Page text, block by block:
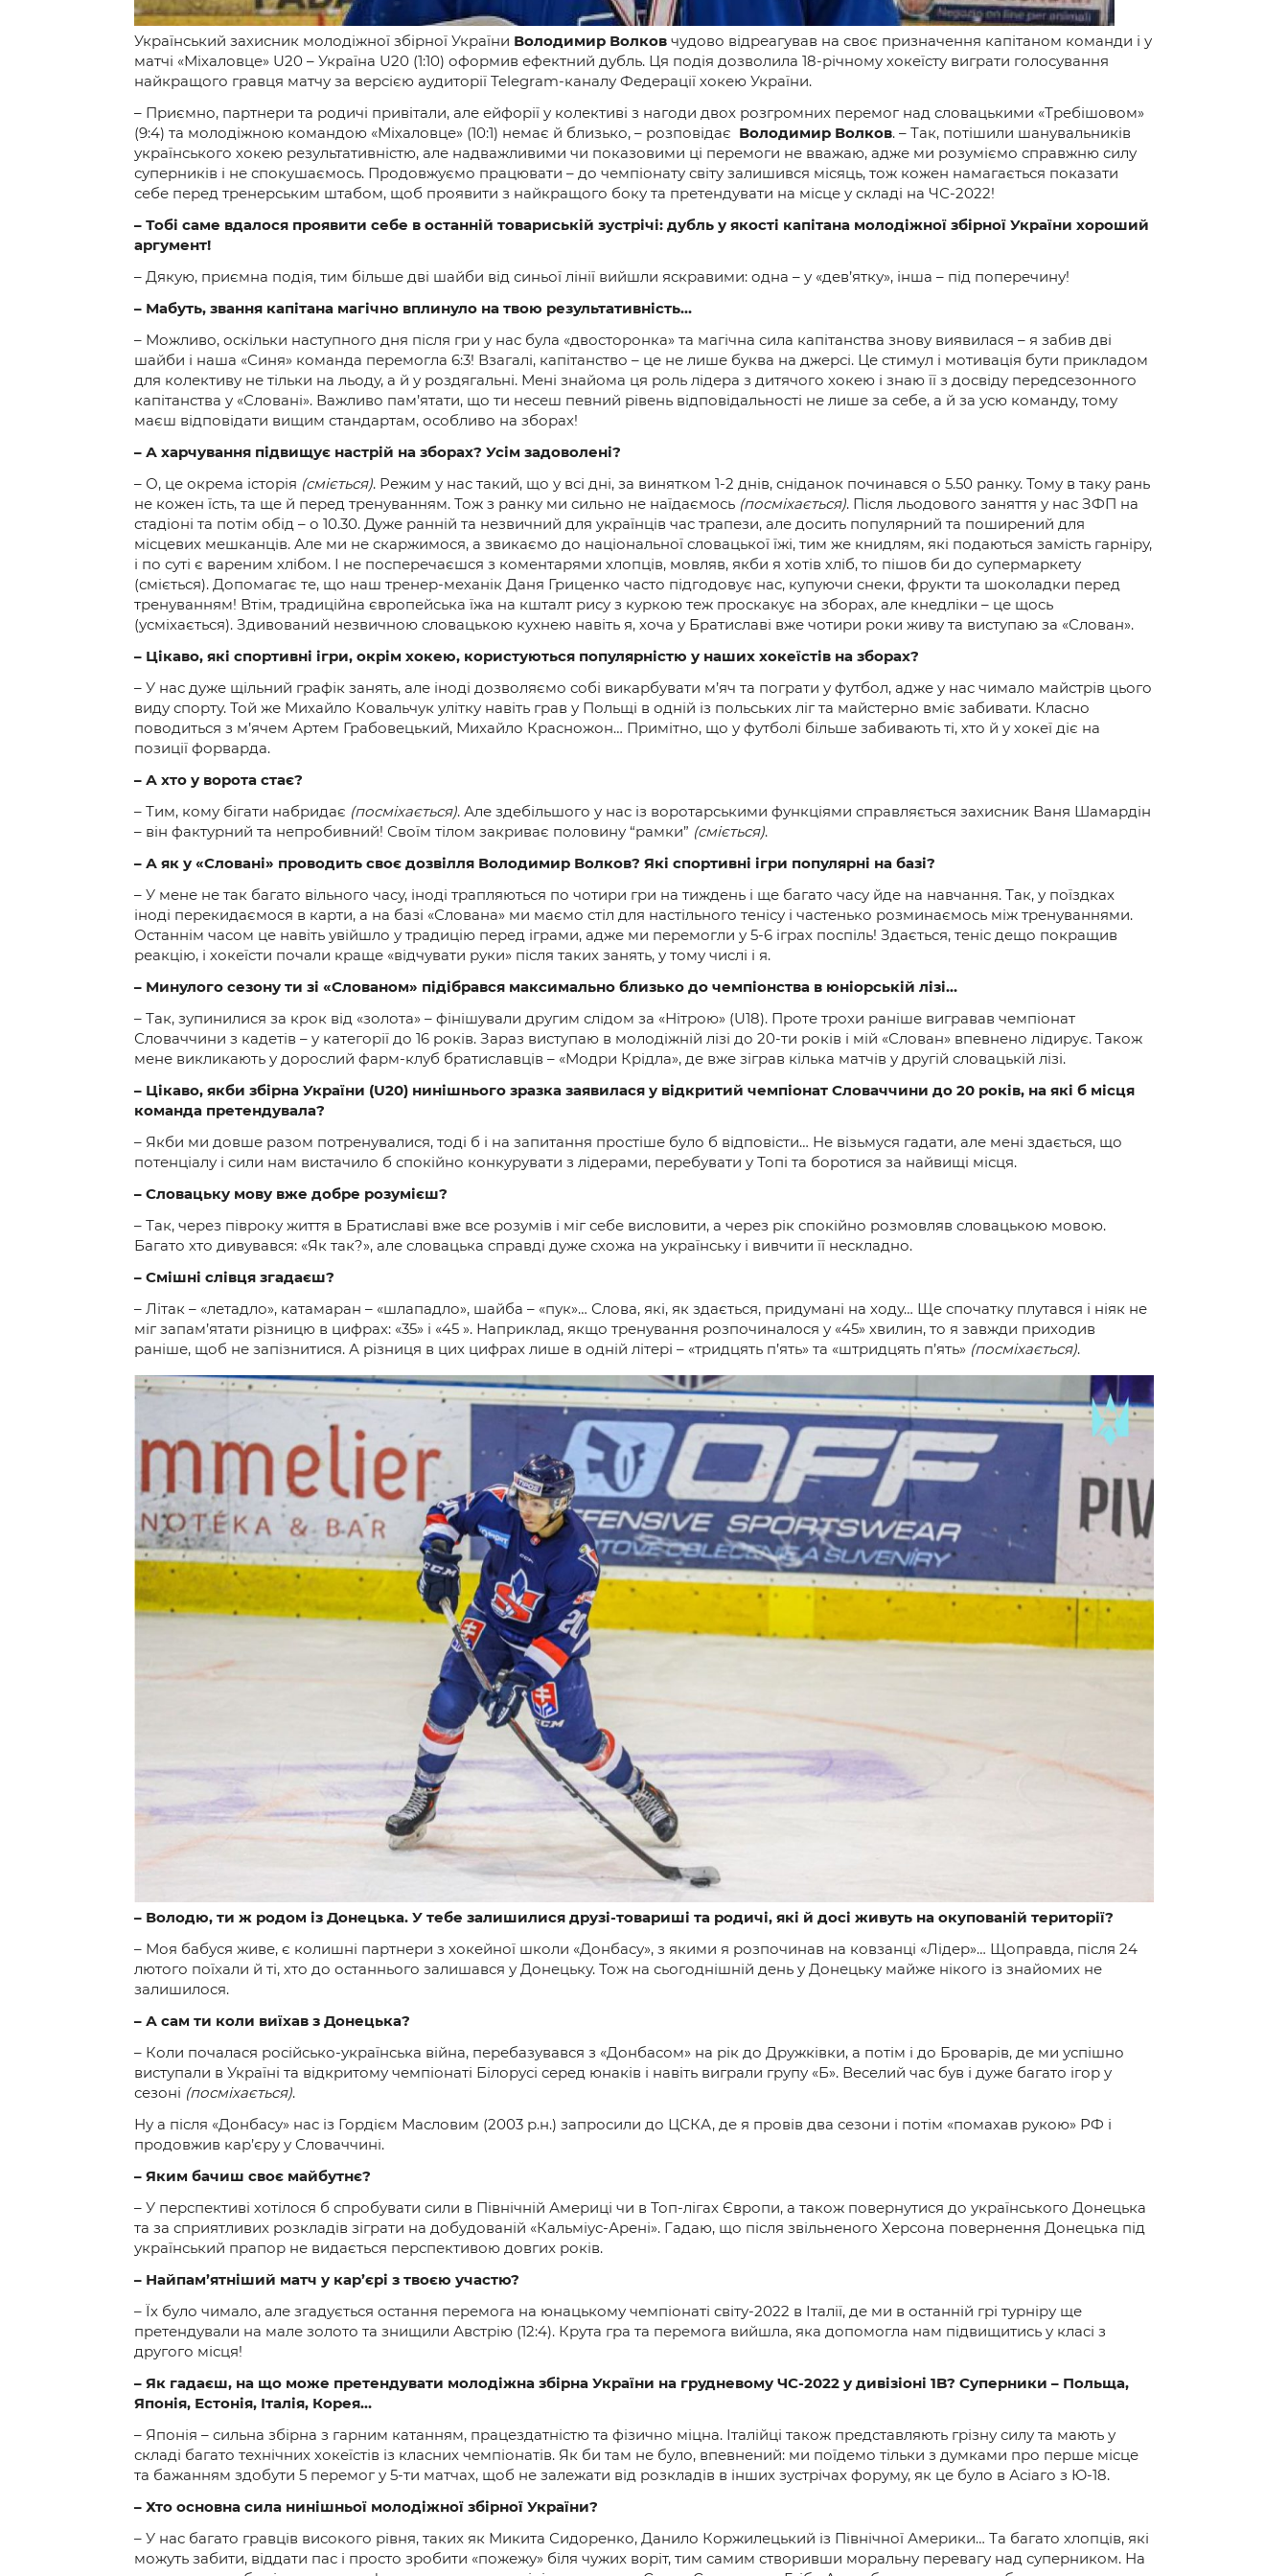
Український захисник молодіжної збірної України Володимир Волков чудово відреагував на своє призначення капітаном команди і у
матчі «Міхаловце» U20 – Україна U20 (1:10) оформив ефектний дубль. Ця подія дозволила 18-річному хокеїсту виграти голосування
найкращого гравця матчу за версією аудиторії Telegram-каналу Федерації хокею України.
– Приємно, партнери та родичі привітали, але ейфорії у колективі з нагоди двох розгромних перемог над словацькими «Требішовом»
(9:4) та молодіжною командою «Міхаловце» (10:1) немає й близько, – розповідає Володимир Волков. – Так, потішили шанувальників
українського хокею результативністю, але надважливими чи показовими ці перемоги не вважаю, адже ми розуміємо справжню силу
суперників і не спокушаємось. Продовжуємо працювати – до чемпіонату світу залишився місяць, тож кожен намагається показати
себе перед тренерським штабом, щоб проявити з найкращого боку та претендувати на місце у складі на ЧС-2022!
– Тобі саме вдалося проявити себе в останній товариській зустрічі: дубль у якості капітана молодіжної збірної України хороший
аргумент!
– Дякую, приємна подія, тим більше дві шайби від синьої лінії вийшли яскравими: одна – у «дев’ятку», інша – під поперечину!
– Мабуть, звання капітана магічно вплинуло на твою результативність…
– Можливо, оскільки наступного дня після гри у нас була «двосторонка» та магічна сила капітанства знову виявилася – я забив дві
шайби і наша «Синя» команда перемогла 6:3! Взагалі, капітанство – це не лише буква на джерсі. Це стимул і мотивація бути прикладом
для колективу не тільки на льоду, а й у роздягальні. Мені знайома ця роль лідера з дитячого хокею і знаю її з досвіду передсезонного
капітанства у «Словані». Важливо пам’ятати, що ти несеш певний рівень відповідальності не лише за себе, а й за усю команду, тому
маєш відповідати вищим стандартам, особливо на зборах!
– А харчування підвищує настрій на зборах? Усім задоволені?
– О, це окрема історія (сміється). Режим у нас такий, що у всі дні, за винятком 1-2 днів, сніданок починався о 5.50 ранку. Тому в таку рань
не кожен їсть, та ще й перед тренуванням. Тож з ранку ми сильно не наїдаємось (посміхається). Після льодового заняття у нас ЗФП на
стадіоні та потім обід – о 10.30. Дуже ранній та незвичний для українців час трапези, але досить популярний та поширений для
місцевих мешканців. Але ми не скаржимося, а звикаємо до національної словацької їжі, тим же книдлям, які подаються замість гарніру,
і по суті є вареним хлібом. І не посперечаєшся з коментарями хлопців, мовляв, якби я хотів хліб, то пішов би до супермаркету
(сміється). Допомагає те, що наш тренер-механік Даня Гриценко часто підгодовує нас, купуючи снеки, фрукти та шоколадки перед
тренуванням! Втім, традиційна європейська їжа на кшталт рису з куркою теж проскакує на зборах, але кнедліки – це щось
(усміхається). Здивований незвичною словацькою кухнею навіть я, хоча у Братиславі вже чотири роки живу та виступаю за «Слован».
– Цікаво, які спортивні ігри, окрім хокею, користуються популярністю у наших хокеїстів на зборах?
– У нас дуже щільний графік занять, але іноді дозволяємо собі викарбувати м’яч та пограти у футбол, адже у нас чимало майстрів цього
виду спорту. Той же Михайло Ковальчук улітку навіть грав у Польщі в одній із польських ліг та майстерно вміє забивати. Класно
поводиться з м’ячем Артем Грабовецький, Михайло Красножон… Примітно, що у футболі більше забивають ті, хто й у хокеї діє на
позиції форварда.
– А хто у ворота стає?
– Тим, кому бігати набридає (посміхається). Але здебільшого у нас із воротарськими функціями справляється захисник Ваня Шамардін
– він фактурний та непробивний! Своїм тілом закриває половину “рамки” (сміється).
– А як у «Словані» проводить своє дозвілля Володимир Волков? Які спортивні ігри популярні на базі?
– У мене не так багато вільного часу, іноді трапляються по чотири гри на тиждень і ще багато часу йде на навчання. Так, у поїздках
іноді перекидаємося в карти, а на базі «Слована» ми маємо стіл для настільного тенісу і частенько розминаємось між тренуваннями.
Останнім часом це навіть увійшло у традицію перед іграми, адже ми перемогли у 5-6 іграх поспіль! Здається, теніс дещо покращив
реакцію, і хокеїсти почали краще «відчувати руки» після таких занять, у тому числі і я.
– Минулого сезону ти зі «Слованом» підібрався максимально близько до чемпіонства в юніорській лізі…
– Так, зупинилися за крок від «золота» – фінішували другим слідом за «Нітрою» (U18). Проте трохи раніше вигравав чемпіонат
Словаччини з кадетів – у категорії до 16 років. Зараз виступаю в молодіжній лізі до 20-ти років і мій «Слован» впевнено лідирує. Також
мене викликають у дорослий фарм-клуб братиславців – «Модри Крідла», де вже зіграв кілька матчів у другій словацькій лізі.
– Цікаво, якби збірна України (U20) нинішнього зразка заявилася у відкритий чемпіонат Словаччини до 20 років, на які б місця
команда претендувала?
– Якби ми довше разом потренувалися, тоді б і на запитання простіше було б відповісти… Не візьмуся гадати, але мені здається, що
потенціалу і сили нам вистачило б спокійно конкурувати з лідерами, перебувати у Топі та боротися за найвищі місця.
– Словацьку мову вже добре розумієш?
– Так, через півроку життя в Братиславі вже все розумів і міг себе висловити, а через рік спокійно розмовляв словацькою мовою.
Багато хто дивувався: «Як так?», але словацька справді дуже схожа на українську і вивчити її нескладно.
– Смішні слівця згадаєш?
– Літак – «летадло», катамаран – «шлападло», шайба – «пук»… Слова, які, як здається, придумані на ходу… Ще спочатку плутався і ніяк не
міг запам’ятати різницю в цифрах: «35» і «45 ». Наприклад, якщо тренування розпочиналося у «45» хвилин, то я завжди приходив
раніше, щоб не запізнитися. А різниця в цих цифрах лише в одній літері – «тридцять п’ять» та «штридцять п’ять» (посміхається).
– Володю, ти ж родом із Донецька. У тебе залишилися друзі-товариші та родичі, які й досі живуть на окупованій території?
– Моя бабуся живе, є колишні партнери з хокейної школи «Донбасу», з якими я розпочинав на ковзанці «Лідер»… Щоправда, після 24
лютого поїхали й ті, хто до останнього залишався у Донецьку. Тож на сьогоднішній день у Донецьку майже нікого із знайомих не
залишилося.
– А сам ти коли виїхав з Донецька?
– Коли почалася російсько-українська війна, перебазувався з «Донбасом» на рік до Дружківки, а потім і до Броварів, де ми успішно
виступали в Україні та відкритому чемпіонаті Білорусі серед юнаків і навіть виграли групу «Б». Веселий час був і дуже багато ігор у
сезоні (посміхається).
Ну а після «Донбасу» нас із Гордієм Масловим (2003 р.н.) запросили до ЦСКА, де я провів два сезони і потім «помахав рукою» РФ і
продовжив кар’єру у Словаччині.
– Яким бачиш своє майбутнє?
– У перспективі хотілося б спробувати сили в Північній Америці чи в Топ-лігах Європи, а також повернутися до українського Донецька
та за сприятливих розкладів зіграти на добудованій «Кальміус-Арені». Гадаю, що після звільненого Херсона повернення Донецька під
український прапор не видається перспективою довгих років.
– Найпам’ятніший матч у кар’єрі з твоєю участю?
– Їх було чимало, але згадується остання перемога на юнацькому чемпіонаті світу-2022 в Італії, де ми в останній грі турніру ще
претендували на мале золото та знищили Австрію (12:4). Крута гра та перемога вийшла, яка допомогла нам підвищитись у класі з
другого місця!
– Як гадаєш, на що може претендувати молодіжна збірна України на грудневому ЧС-2022 у дивізіоні 1B? Суперники – Польща,
Японія, Естонія, Італія, Корея…
– Японія – сильна збірна з гарним катанням, працездатністю та фізично міцна. Італійці також представляють грізну силу та мають у
складі багато технічних хокеїстів із класних чемпіонатів. Як би там не було, впевнений: ми поїдемо тільки з думками про перше місце
та бажанням здобути 5 перемог у 5-ти матчах, щоб не залежати від розкладів в інших зустрічах форуму, як це було в Асіаго з Ю-18.
– Хто основна сила нинішньої молодіжної збірної України?
– У нас багато гравців високого рівня, таких як Микита Сидоренко, Данило Коржилецький із Північної Америки… Та багато хлопців, які
можуть забити, віддати пас і просто зробити «пожежу» біля чужих воріт, тим самим створивши моральну перевагу над суперником. На